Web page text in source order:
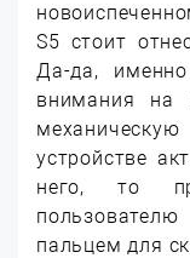
S5 стоит
Да-да,
внимания на
устройстве
него, то
пальцем для